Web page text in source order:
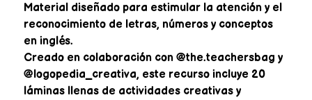
Material diseñado para estimular la atención y el
reconocimiento de letras, números y conceptos
en inglés.
Creado en colaboración con @the.teachersbag y
@logopedia_creativa, este recurso incluye 20
láminas llenas de actividades creativas y